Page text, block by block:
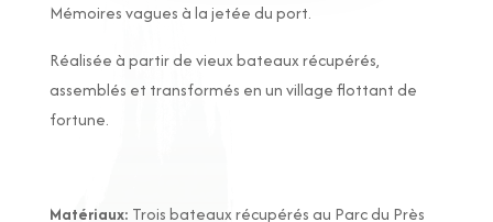
Mémoires vagues à la jetée du port.
Réalisée à partir de vieux bateaux récupérés,
assemblés et transformés en un village flottant de
fortune.
Matériaux: Trois bateaux récupérés au Parc du Près